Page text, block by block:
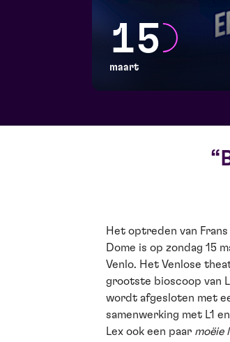
15
maart
Het optreden van
Dome is op zondag 15
Venlo. Het Venlose
grootste bioscoop van
wordt afgesloten met
samenwerking met L1
Lex ook een paar moëie